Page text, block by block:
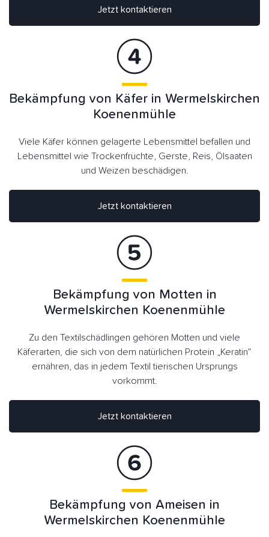
Jetzt kontaktieren
Jetzt kontaktieren
Bekämpfung von Käfer in Wermelskirchen
Koenenmühle
Viele Käfer können gelagerte Lebensmittel befallen und
Lebensmittel wie Trockenfrüchte, Gerste, Reis, Ölsaaten
und Weizen beschädigen.
Bekämpfung von Motten in
Wermelskirchen Koenenmühle
Zu den Textilschädlingen gehören Motten und viele
Käferarten, die sich von dem natürlichen Protein „Keratin“
ernähren, das in jedem Textil tierischen Ursprungs
vorkommt.
Jetzt kontaktieren
Bekämpfung von Ameisen in
Wermelskirchen Koenenmühle